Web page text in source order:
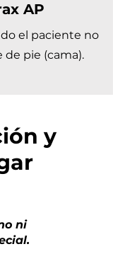
AP
el paciente no
pie (cama).
y
ni